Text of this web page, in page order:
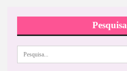
Pesquisa